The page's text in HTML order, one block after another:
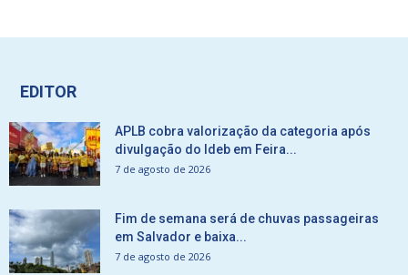
EDITOR
APLB cobra valorização da categoria após
divulgação do Ideb em Feira...
7 de agosto de 2026
Fim de semana será de chuvas passageiras
em Salvador e baixa...
7 de agosto de 2026